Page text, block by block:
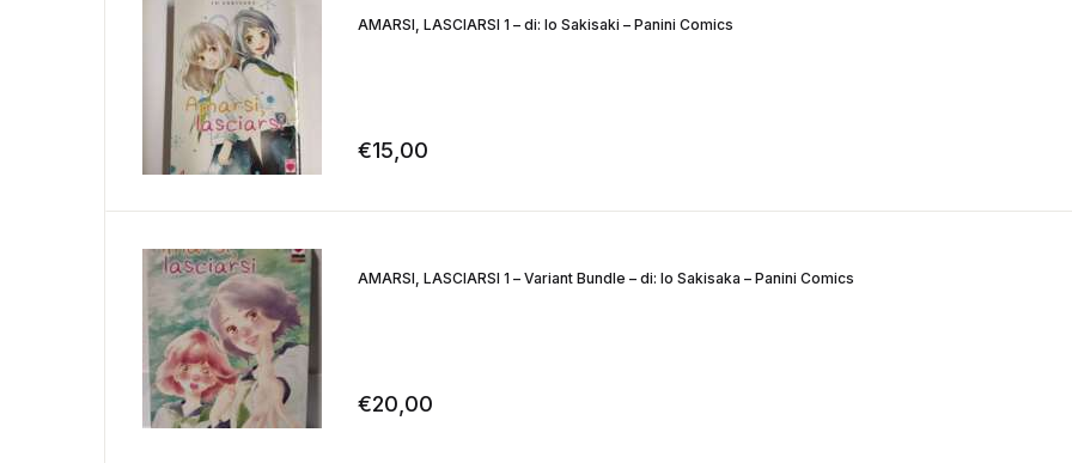
AMARSI, LASCIARSI 1 – di: Io Sakisaki – Panini Comics
€15,00
AMARSI, LASCIARSI 1 – Variant Bundle – di: Io Sakisaka – Panini Comics
€20,00